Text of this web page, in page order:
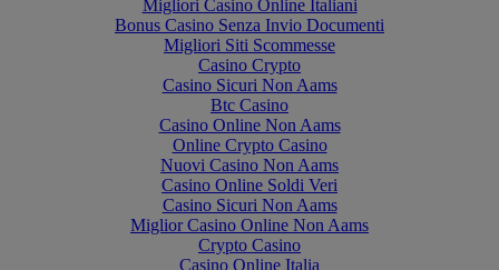
Migliori Casino Online Italiani
Bonus Casino Senza Invio Documenti
Migliori Siti Scommesse
Casino Crypto
Casino Sicuri Non Aams
Btc Casino
Casino Online Non Aams
Online Crypto Casino
Nuovi Casino Non Aams
Casino Online Soldi Veri
Casino Sicuri Non Aams
Miglior Casino Online Non Aams
Crypto Casino
Casino Online Italia